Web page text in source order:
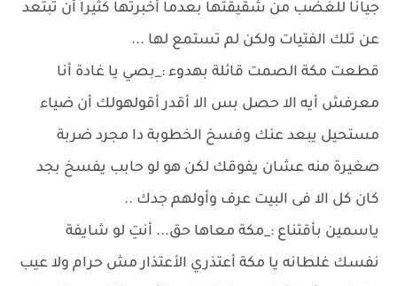
جيانا للغضب من شقيقتها بعدما أخبرتها كثيراً أن تبتعد
عن تلك الفتيات ولكن لم تستمع لها ...
قطعت مكة الصمت قائلة بهدوء :_بصي يا غادة أنا
معرفش أيه الا حصل بس الا أقدر أقولهولك أن ضياء
مستحيل يبعد عنك وفسخ الخطوبة دا مجرد ضربة
صغيرة منه عشان يفوقك لكن هو لو حابب يفسخ بجد
كان كل الا فى البيت عرف وأولهم جدك ..
ياسمين بأقتناع :_مكة معاها حق... أنتِ لو شايفة
نفسك غلطانه يا مكة أعتذري الأعتذار مش حرام ولا عيب